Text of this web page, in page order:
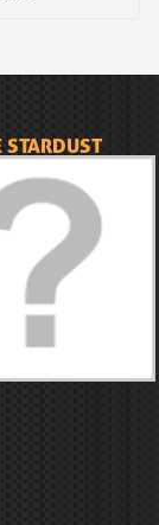
STARDUST